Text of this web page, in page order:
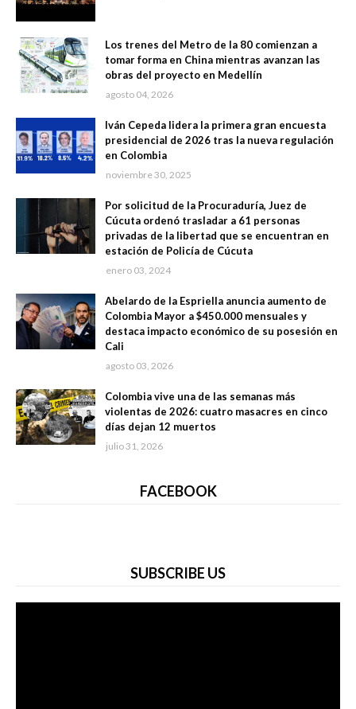
Los trenes del Metro de la 80 comienzan a
tomar forma en China mientras avanzan las
obras del proyecto en Medellín
agosto 04, 2026
Iván Cepeda lidera la primera gran encuesta
presidencial de 2026 tras la nueva regulación
en Colombia
noviembre 30, 2025
Por solicitud de la Procuraduría, Juez de
Cúcuta ordenó trasladar a 61 personas
privadas de la libertad que se encuentran en
estación de Policía de Cúcuta
enero 03, 2024
Abelardo de la Espriella anuncia aumento de
Colombia Mayor a $450.000 mensuales y
destaca impacto económico de su posesión en
Cali
agosto 03, 2026
Colombia vive una de las semanas más
violentas de 2026: cuatro masacres en cinco
días dejan 12 muertos
julio 31, 2026
FACEBOOK
SUBSCRIBE US